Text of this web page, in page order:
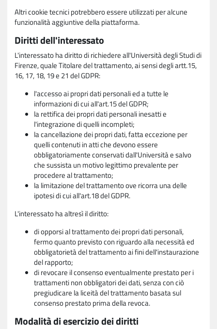
Altri cookie tecnici potrebbero essere utilizzati per alcune
funzionalità aggiuntive della piattaforma.
Diritti dell'interessato
L'interessato ha diritto di richiedere all'Università degli Studi di
Firenze, quale Titolare del trattamento, ai sensi degli artt.15,
16, 17, 18, 19 e 21 del GDPR:
l'accesso ai propri dati personali ed a tutte le
informazioni di cui all'art.15 del GDPR;
la rettifica dei propri dati personali inesatti e
l'integrazione di quelli incompleti;
la cancellazione dei propri dati, fatta eccezione per
quelli contenuti in atti che devono essere
obbligatoriamente conservati dall'Università e salvo
che sussista un motivo legittimo prevalente per
procedere al trattamento;
la limitazione del trattamento ove ricorra una delle
ipotesi di cui all'art.18 del GDPR.
L'interessato ha altresì il diritto:
di opporsi al trattamento dei propri dati personali,
fermo quanto previsto con riguardo alla necessità ed
obbligatorietà del trattamento ai fini dell'instaurazione
del rapporto;
di revocare il consenso eventualmente prestato per i
trattamenti non obbligatori dei dati, senza con ciò
pregiudicare la liceità del trattamento basata sul
consenso prestato prima della revoca.
Modalità di esercizio dei diritti